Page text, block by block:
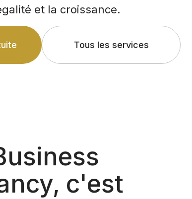
et la croissance.
Tous les services
c'est